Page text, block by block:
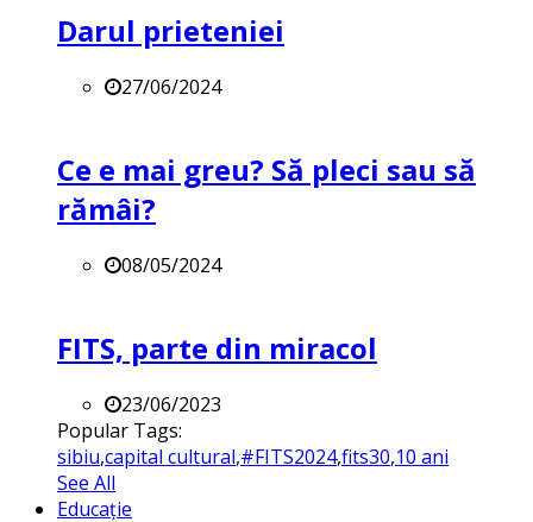
Darul prieteniei
27/06/2024
Ce e mai greu? Să pleci sau să
rămâi?
08/05/2024
FITS, parte din miracol
23/06/2023
Popular Tags:
sibiu,capital cultural,#FITS2024,fits30,10 ani
See All
Educație